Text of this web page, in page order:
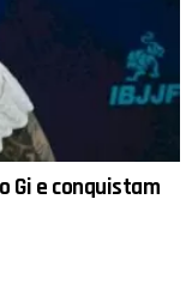
Gi e conquistam